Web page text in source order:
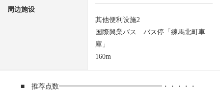
周边施设
其他便利设施2
国際興業バス バス停「練馬北町車
庫」
160m
■ 推荐点数━━━━━━━━━━━━━━━・・・・・